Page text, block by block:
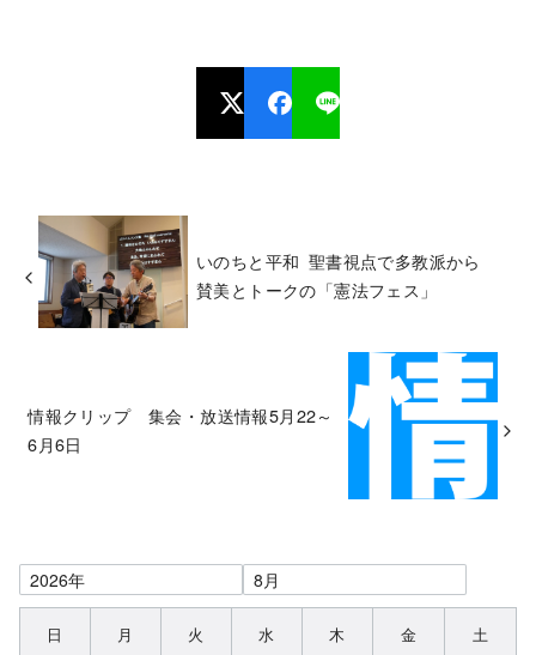
いのちと平和 聖書視点で多教派から
賛美とトークの「憲法フェス」
情報クリップ 集会・放送情報5月22～
6月6日
日 月 火 水 木 金 土